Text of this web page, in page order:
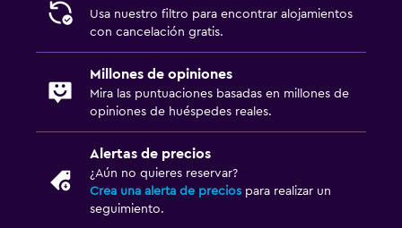
Usa nuestro filtro para encontrar alojamientos
con cancelación gratis.
Millones de opiniones
Mira las puntuaciones basadas en millones de
opiniones de huéspedes reales.
Alertas de precios
¿Aún no quieres reservar?
Crea una alerta de precios para realizar un
seguimiento.